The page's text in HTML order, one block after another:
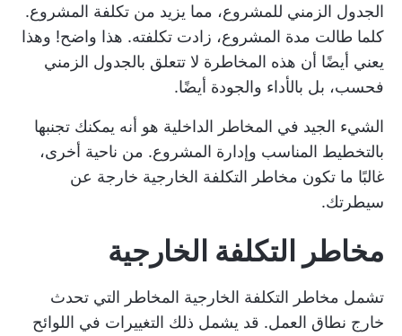
الجدول الزمني للمشروع، مما يزيد من تكلفة المشروع.
كلما طالت مدة المشروع، زادت تكلفته. هذا واضح! وهذا
يعني أيضًا أن هذه المخاطرة لا تتعلق بالجدول الزمني
فحسب، بل بالأداء والجودة أيضًا.
الشيء الجيد في المخاطر الداخلية هو أنه يمكنك تجنبها
بالتخطيط المناسب وإدارة المشروع. من ناحية أخرى،
غالبًا ما تكون مخاطر التكلفة الخارجية خارجة عن
سيطرتك.
مخاطر التكلفة الخارجية
تشمل مخاطر التكلفة الخارجية المخاطر التي تحدث
خارج نطاق العمل. قد يشمل ذلك التغييرات في اللوائح